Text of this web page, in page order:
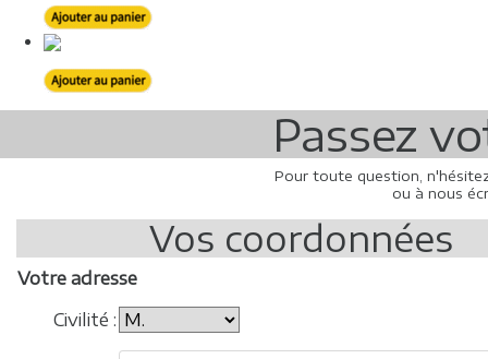
Passez
Pour toute question,
ou à nous
Vos coordonnées
Votre adresse
Civilité :